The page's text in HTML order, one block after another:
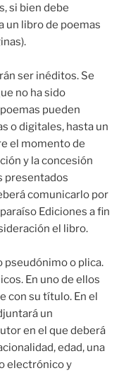
si bien debe
un libro de poemas
ser inéditos. Se
no ha sido
pueden
o digitales, hasta un
el momento de
y la concesión
presentados
comunicarlo por
Ediciones a fin
el libro.
pseudónimo o plica.
En uno de ellos
con su título. En el
un
en el que deberá
edad, una
electrónico y